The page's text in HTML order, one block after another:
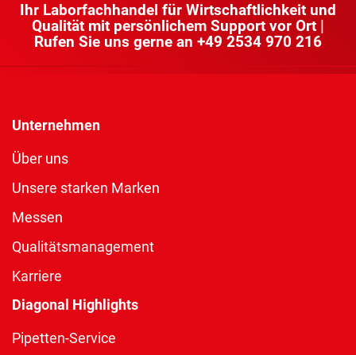
Ihr Laborfachhandel für Wirtschaftlichkeit und
Qualität mit persönlichem Support vor Ort |
Rufen Sie uns gerne an +49 2534 970 216
Unternehmen
Über uns
Unsere starken Marken
Messen
Qualitätsmanagement
Karriere
Diagonal Highlights
Pipetten-Service